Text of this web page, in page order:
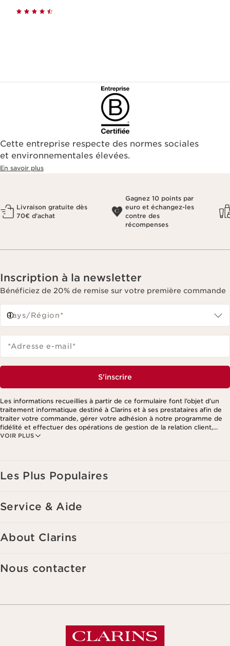
Cette entreprise respecte des normes sociales
et environnementales élevées.
En savoir plus
Livraison gratuite dès
70€ d'achat
Gagnez 10 points par
euro et échangez-les
contre des
récompenses
Inscription à la newsletter
Bénéficiez de 20% de remise sur votre première commande
Pays/Région*
*Adresse e-mail*
S'inscrire
VOIR PLUS
Les informations recueillies à partir de ce formulaire font l’objet d’un
traitement informatique destiné à Clarins et à ses prestataires afin de
traiter votre commande, gérer votre adhésion à notre programme de
fidélité et effectuer des opérations de gestion de la relation client,
notamment pour vous adresser des offres personnalisées en fonction
Les Plus Populaires
Service & Aide
About Clarins
Nous contacter